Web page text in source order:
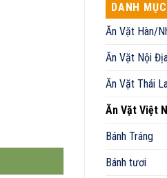
DANH
Ăn Vặt Hàn/
Ăn Vặt Nội
Ăn Vặt Thái
Ăn Vặt Việt
Bánh Tráng
Bánh tươi